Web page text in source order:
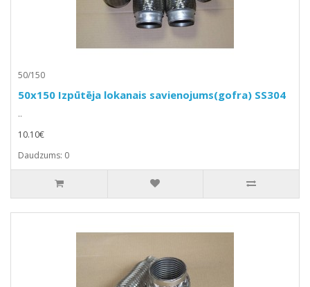
50/150
50x150 Izpūtēja lokanais savienojums(gofra) SS304
..
10.10€
Daudzums: 0